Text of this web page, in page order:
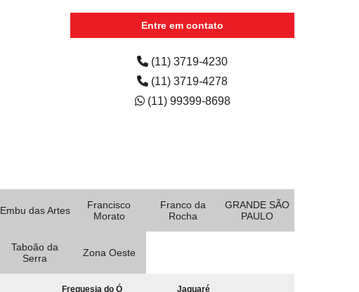
locar impressora laser a3 colorida Parque Bandeirantes
Entre em contato
(11) 3719-4230
(11) 3719-4278
(11) 99399-8698
Embu das Artes
Francisco
Morato
Franco da
Rocha
GRANDE SÃO
PAULO
Taboão da
Serra
Zona Oeste
Freguesia do Ó Jaguaré